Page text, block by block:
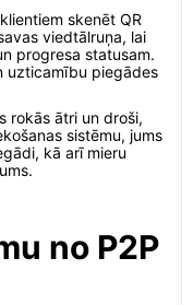
skenēt QR
viedtālruņa, lai
progresa statusam.
uzticamību piegādes
rokās ātri un droši,
sistēmu, jums
kā arī mieru
no P2P